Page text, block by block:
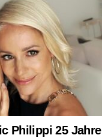
Philippi 25 Jahre